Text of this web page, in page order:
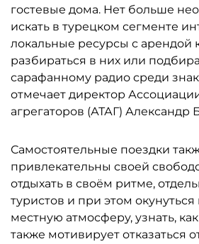
гостевые дома. Нет больше
искать в турецком сегменте
локальные ресурсы с арендой
разбираться в них или
сарафанному радио среди
отмечает директор
агрегаторов (АТАГ) Александр
Самостоятельные поездки
привлекательны своей
отдыхать в своём ритме,
туристов и при этом
местную атмосферу, узнать,
также мотивирует отказаться